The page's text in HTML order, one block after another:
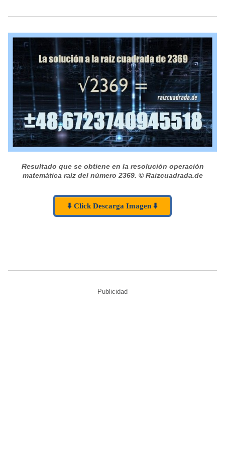
Resultado que se obtiene en la resolución operación
matemática raíz del número 2369. © Raizcuadrada.de
⬇️ Click Descarga Imagen ⬇️
Publicidad